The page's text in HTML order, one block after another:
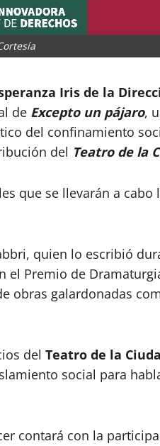
Iris de la
de Excepto un pájaro,
del confinamiento
del Teatro de la
que se llevarán a
quien lo escribió
Premio de
obras galardonadas
del Teatro de la
social para
contará con la